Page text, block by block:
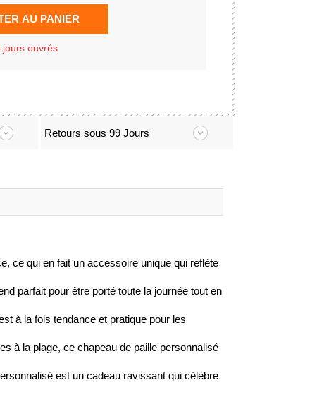
AU PANIER
jours ouvrés
Retours sous 99 Jours
ce qui en fait un accessoire unique qui reflète
parfait pour être porté toute la journée tout en
à la fois tendance et pratique pour les
à la plage, ce chapeau de paille personnalisé
est un cadeau ravissant qui célèbre